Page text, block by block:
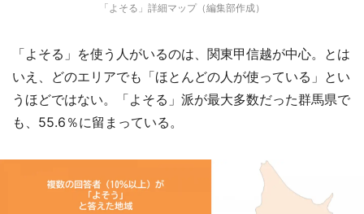
「よそる」詳細マップ（編集部作成）
「よそる」を使う人がいるのは、関東甲信越が中心。とは
いえ、どのエリアでも「ほとんどの人が使っている」とい
うほどではない。「よそる」派が最大多数だった群馬県で
も、55.6％に留まっている。